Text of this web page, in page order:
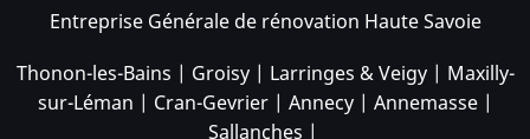
Entreprise Générale de rénovation Haute Savoie
Thonon-les-Bains | Groisy| Larringes & Veigy| Maxilly-
sur-Léman | Cran-Gevrier| Annecy| Annemasse|
Sallanches |